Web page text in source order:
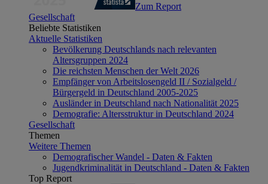
Zum Report
Gesellschaft
Beliebte Statistiken
Aktuelle Statistiken
Bevölkerung Deutschlands nach relevanten
Altersgruppen 2024
Die reichsten Menschen der Welt 2026
Empfänger von Arbeitslosengeld II / Sozialgeld /
Bürgergeld in Deutschland 2005-2025
Ausländer in Deutschland nach Nationalität 2025
Demografie: Altersstruktur in Deutschland 2024
Gesellschaft
Themen
Weitere Themen
Demografischer Wandel - Daten & Fakten
Jugendkriminalität in Deutschland - Daten & Fakten
Top Report